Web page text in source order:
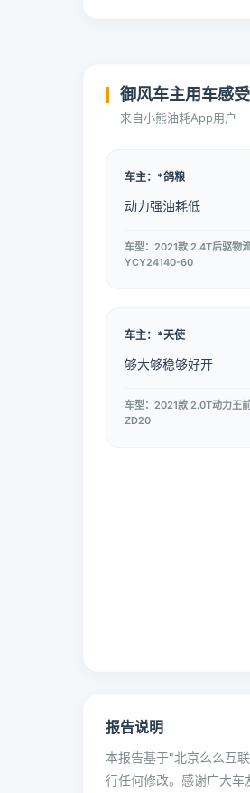
御风车主用车感受
来自小熊油耗App用户
车主：*鸽粮
动力强油耗低
车型：2021款 2.4T后驱物
YCY24140-60
车主：*天使
够大够稳够好开
车型：2021款 2.0T动力王
ZD20
报告说明
本报告基于"北京么么互
行任何修改。感谢广大车